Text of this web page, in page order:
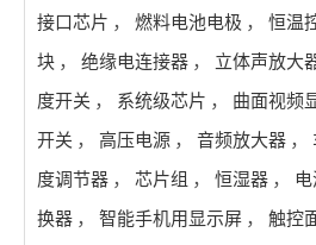
接口芯片 ， 燃料电池电极 ， 恒温
块 ， 绝缘电连接器 ， 立体声放大
度开关 ， 系统级芯片 ， 曲面视频
开关 ， 高压电源 ， 音频放大器 ，
度调节器 ， 芯片组 ， 恒湿器 ，
换器 ， 智能手机用显示屏 ， 触控